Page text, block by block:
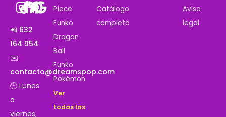
📲 632
164 954
✉️
contacto@dreamspop.com
🕒 Lunes
a
viernes,
Piece
Funko
Dragon
Ball
Funko
Pokémon
Ver
todas las
Catálogo
completo
Aviso
legal